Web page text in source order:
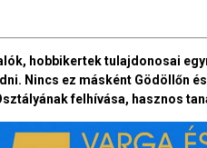
hobbikertek tulajdonosai
Nincs ez másként Gödöllőn
felhívása, hasznos